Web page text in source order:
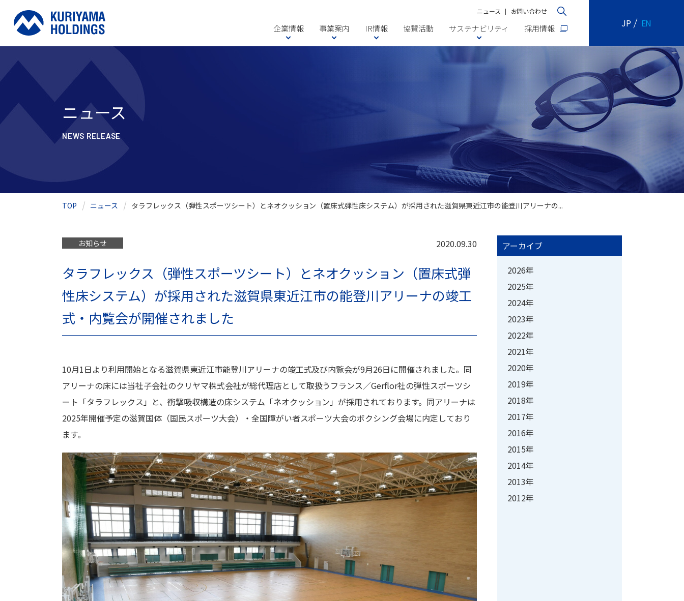
ニュース お問い合わせ
企業情報 事業案内 IR情報 協賛活動 サステナビリティ 採用情報 JP EN
ニュース
NEWS RELEASE
TOP ニュース タラフレックス（弾性スポーツシート）とネオクッション（置床式弾性床システム）が採用された滋賀県東近江市の能登川アリーナの...
お知らせ 2020.09.30
タラフレックス（弾性スポーツシート）とネオクッション（置床式弾
性床システム）が採用された滋賀県東近江市の能登川アリーナの竣工
式・内覧会が開催されました
10月1日より利用開始となる滋賀県東近江市能登川アリーナの竣工式及び内覧会が9月26日に開催されました。同
アリーナの床には当社子会社のクリヤマ株式会社が総代理店として取扱うフランス／Gerflor社の弾性スポーツシ
ート「タラフレックス」と、衝撃吸収構造の床システム「ネオクッション」が採用されております。同アリーナは
2025年開催予定の滋賀国体（国民スポーツ大会）・全国障がい者スポーツ大会のボクシング会場に内定しており
ます。
アーカイブ
2026年
2025年
2024年
2023年
2022年
2021年
2020年
2019年
2018年
2017年
2016年
2015年
2014年
2013年
2012年